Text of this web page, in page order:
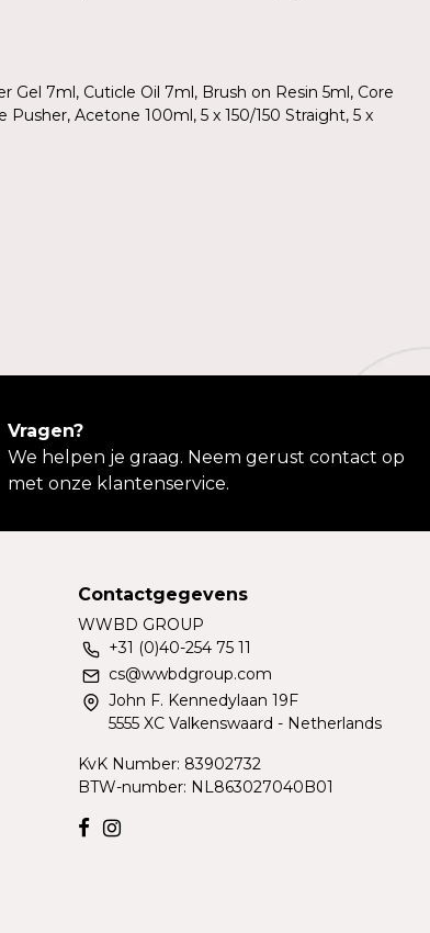
Gel 7ml, Cuticle Oil 7ml, Brush on Resin 5ml, Core
Acetone 100ml, 5 x 150/150 Straight, 5 x
Vragen?
We helpen je graag. Neem gerust contact op
met onze klantenservice.
Contactgegevens
WWBD GROUP
+31 (0)40-254 75 11
cs@wwbdgroup.com
John F. Kennedylaan 19F
5555 XC Valkenswaard - Netherlands
KvK Number: 83902732
BTW-number: NL863027040B01